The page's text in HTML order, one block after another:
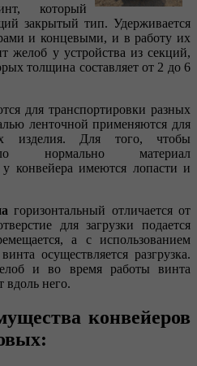
который
закрытый тип. Удерживается
и концевыми, и в работу их
желоб у устройства из секций,
толщина составляет от 2 до 6
для транспортировки разных
ленточной применяются для
изделия. Для того, чтобы
нормально материал
конвейера имеются лопасти и
горизонтальный отличается от
для загрузки подается
а с использованием
осуществляется разгрузка.
и во время работы винта
вдоль него.
конвейеров